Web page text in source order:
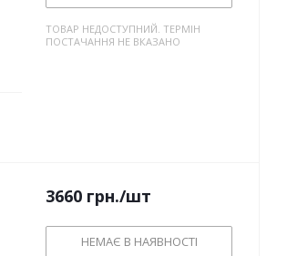
ТОВАР НЕДОСТУПНИЙ. ТЕРМІН
ПОСТАЧАННЯ НЕ ВКАЗАНО
3660 грн./шт
НЕМАЄ В НАЯВНОСТІ